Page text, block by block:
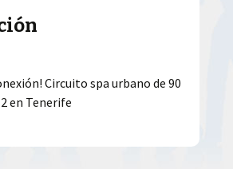
Circuito spa urbano de 90
en Tenerife